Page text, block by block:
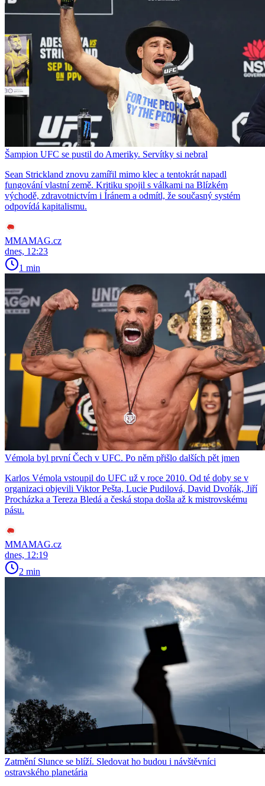
Šampion UFC se pustil do Ameriky. Servítky si nebral
Sean Strickland znovu zamířil mimo klec a tentokrát napadl
fungování vlastní země. Kritiku spojil s válkami na Blízkém
východě, zdravotnictvím i Íránem a odmítl, že současný systém
odpovídá kapitalismu.
MMAMAG.cz
dnes, 12:23
1 min
Vémola byl první Čech v UFC. Po něm přišlo dalších pět jmen
Karlos Vémola vstoupil do UFC už v roce 2010. Od té doby se v
organizaci objevili Viktor Pešta, Lucie Pudilová, David Dvořák, Jiří
Procházka a Tereza Bledá a česká stopa došla až k mistrovskému
pásu.
MMAMAG.cz
dnes, 12:19
2 min
Zatmění Slunce se blíží. Sledovat ho budou i návštěvníci
ostravského planetária